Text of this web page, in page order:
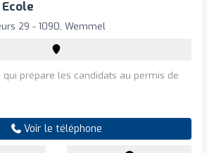
29 - 1090, Wemmel
qui prépare les candidats au permis de
Voir le téléphone